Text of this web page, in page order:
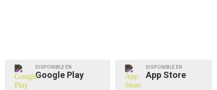
DISPONIBLE EN
Google Play
DISPONIBLE EN
App Store